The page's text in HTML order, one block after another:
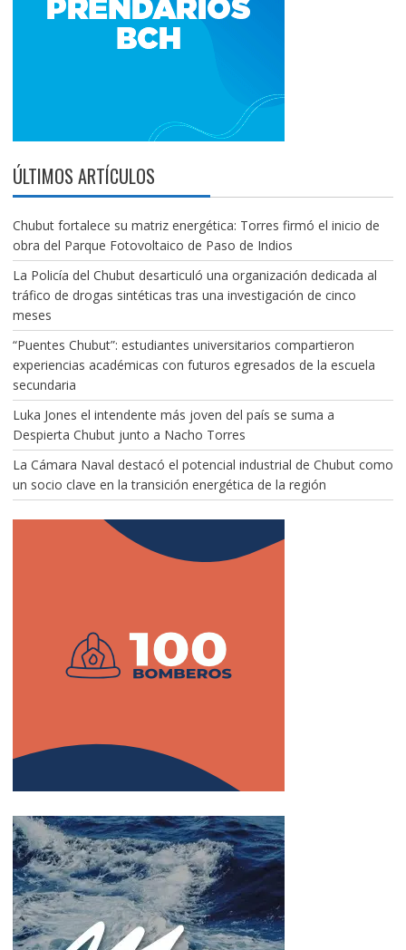
ÚLTIMOS ARTÍCULOS
Chubut fortalece su matriz energética: Torres firmó el inicio de
obra del Parque Fotovoltaico de Paso de Indios
La Policía del Chubut desarticuló una organización dedicada al
tráfico de drogas sintéticas tras una investigación de cinco
meses
“Puentes Chubut”: estudiantes universitarios compartieron
experiencias académicas con futuros egresados de la escuela
secundaria
Luka Jones el intendente más joven del país se suma a
Despierta Chubut junto a Nacho Torres
La Cámara Naval destacó el potencial industrial de Chubut como
un socio clave en la transición energética de la región